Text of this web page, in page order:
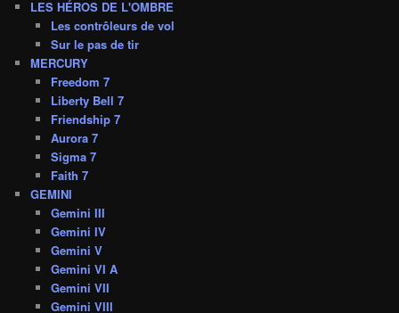
LES HÉROS DE L'OMBRE
Les contrôleurs de vol
Sur le pas de tir
MERCURY
Freedom 7
Liberty Bell 7
Friendship 7
Aurora 7
Sigma 7
Faith 7
GEMINI
Gemini III
Gemini IV
Gemini V
Gemini VI A
Gemini VII
Gemini VIII